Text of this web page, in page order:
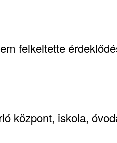
felkeltette
központ, iskola,